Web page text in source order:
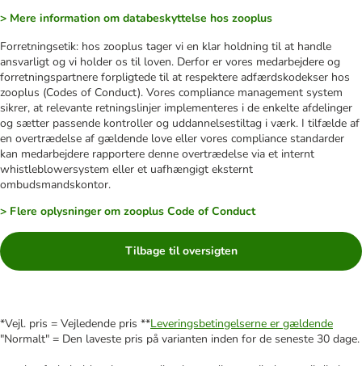
> Mere information om databeskyttelse hos zooplus
Forretningsetik: hos zooplus tager vi en klar holdning til at handle
ansvarligt og vi holder os til loven. Derfor er vores medarbejdere og
forretningspartnere forpligtede til at respektere adfærdskodekser hos
zooplus (Codes of Conduct). Vores compliance management system
sikrer, at relevante retningslinjer implementeres i de enkelte afdelinger
og sætter passende kontroller og uddannelsestiltag i værk. I tilfælde af
en overtrædelse af gældende love eller vores compliance standarder
kan medarbejdere rapportere denne overtrædelse via et internt
whistleblowersystem eller et uafhængigt eksternt
ombudsmandskontor.
> Flere oplysninger om zooplus Code of Conduct
Tilbage til oversigten
*Vejl. pris = Vejledende pris **Leveringsbetingelserne er gældende
"Normalt" = Den laveste pris på varianten inden for de seneste 30 dage.